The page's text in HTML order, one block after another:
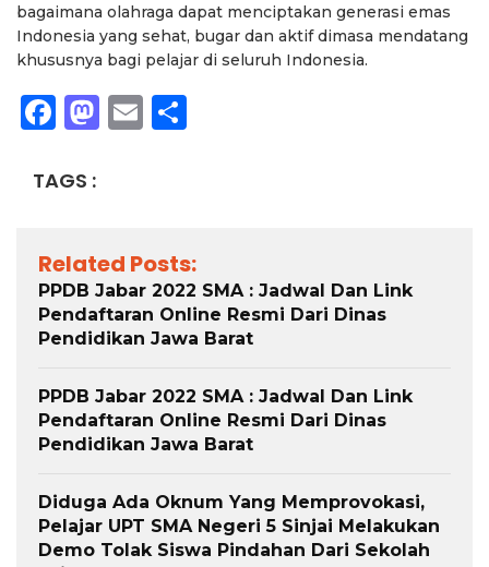
bagaimana olahraga dapat menciptakan generasi emas
Indonesia yang sehat, bugar dan aktif dimasa mendatang
khususnya bagi pelajar di seluruh Indonesia.
Facebook
Mastodon
Email
TAGS :
Related Posts:
PPDB Jabar 2022 SMA : Jadwal Dan Link
Pendaftaran Online Resmi Dari Dinas
Pendidikan Jawa Barat
PPDB Jabar 2022 SMA : Jadwal Dan Link
Pendaftaran Online Resmi Dari Dinas
Pendidikan Jawa Barat
Diduga Ada Oknum Yang Memprovokasi,
Pelajar UPT SMA Negeri 5 Sinjai Melakukan
Demo Tolak Siswa Pindahan Dari Sekolah